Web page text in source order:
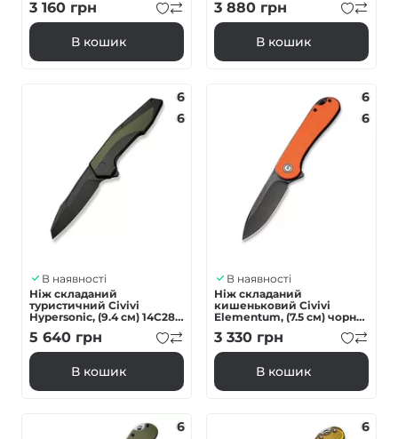
3 160 грн
В кошик
3 880 грн
В кошик
6
6
В наявності
Ніж складаний
туристичний Civivi
Hypersonic, (9.4 см) 14C28N
/ Steel & G10 чорно-
зелений
5 640 грн
В кошик
6
6
В наявності
Ніж складаний
кишеньковий Civivi
Elementum, (7.5 см) чорне
лезо D2 / G10
помаранчевий
3 330 грн
В кошик
6
6